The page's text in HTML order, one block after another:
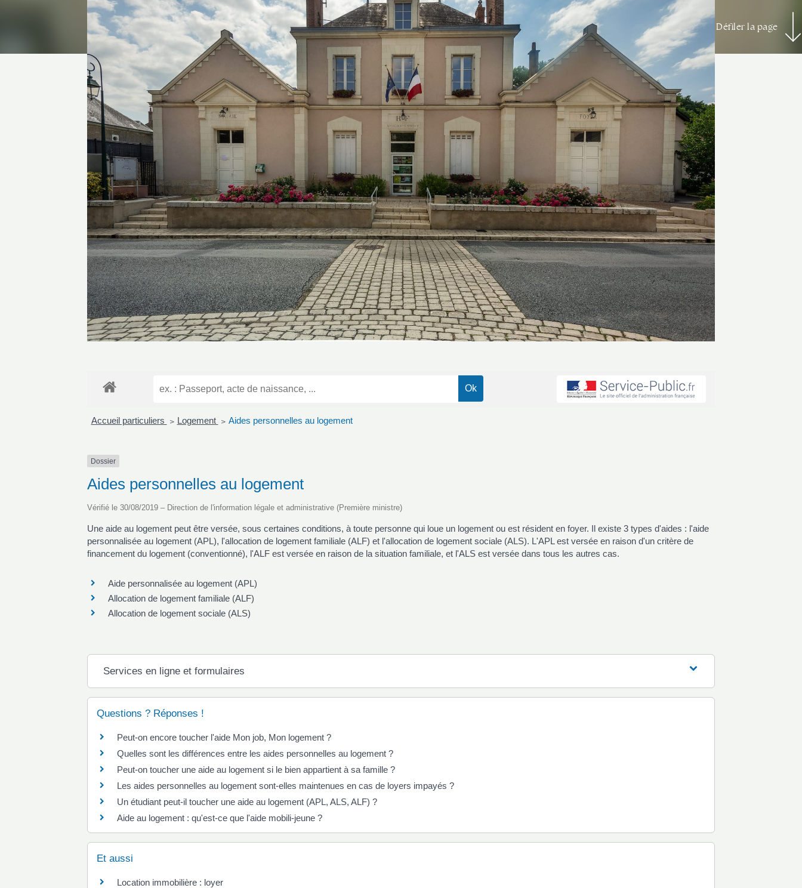
Défiler la page
Accueil particuliers > Logement > Aides personnelles au logement
Dossier
Aides personnelles au logement
Vérifié le 30/08/2019 – Direction de l'information légale et administrative (Première ministre)
Une aide au logement peut être versée, sous certaines conditions, à toute personne qui loue un logement ou est résident en foyer. Il existe 3 types d'aides : l'aide
personnalisée au logement (APL), l'allocation de logement familiale (ALF) et l'allocation de logement sociale (ALS). L'APL est versée en raison d'un critère de
financement du logement (conventionné), l'ALF est versée en raison de la situation familiale, et l'ALS est versée dans tous les autres cas.
Aide personnalisée au logement (APL)
Allocation de logement familiale (ALF)
Allocation de logement sociale (ALS)
Services en ligne et formulaires
Questions ? Réponses !
Peut-on encore toucher l'aide Mon job, Mon logement ?
Quelles sont les différences entre les aides personnelles au logement ?
Peut-on toucher une aide au logement si le bien appartient à sa famille ?
Les aides personnelles au logement sont-elles maintenues en cas de loyers impayés ?
Un étudiant peut-il toucher une aide au logement (APL, ALS, ALF) ?
Aide au logement : qu'est-ce que l'aide mobili-jeune ?
Et aussi
Location immobilière : loyer